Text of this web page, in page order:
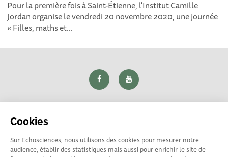
Cookies
Sur Echosciences, nous utilisons des cookies pour mesurer notre
audience, établir des statistiques mais aussi pour enrichir le site de
Pour la première fois à Saint-Étienne, l'Institut Camille
Jordan organise le vendredi 20 novembre 2020, une journée
« Filles, maths et...
Explorer, s’exprimer, rentrer en contact : Echosciences Loire
est le réseau social des amateurs de sciences et de